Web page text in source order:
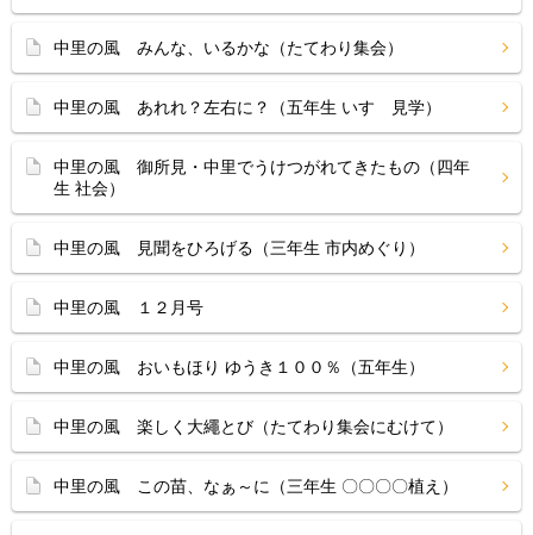
中里の風 みんな、いるかな（たてわり集会）
中里の風 あれれ？左右に？（五年生 いすゞ見学）
中里の風 御所見・中里でうけつがれてきたもの（四年
生 社会）
中里の風 見聞をひろげる（三年生 市内めぐり）
中里の風 １２月号
中里の風 おいもほり ゆうき１００％（五年生）
中里の風 楽しく大繩とび（たてわり集会にむけて）
中里の風 この苗、なぁ～に（三年生 〇〇〇〇植え）